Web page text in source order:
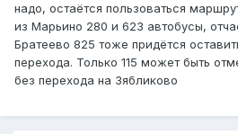
надо, остаётся пользоваться
из Марьино 280 и 623 автобусы,
Братеево 825 тоже придётся
перехода. Только 115 может быть
без перехода на Зябликово